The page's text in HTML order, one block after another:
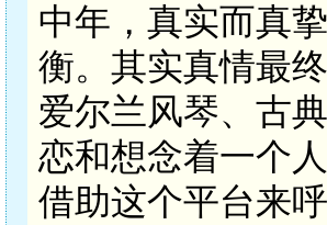
中年，真实而真
衡。其实真情最
爱尔兰风琴、古
恋和想念着一个
借助这个平台来